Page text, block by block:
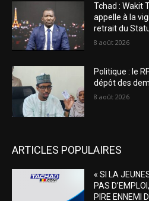
Tchad : Wakit
appelle à la
retrait du
8 août 2026
Politique : le
dépôt des
8 août 2026
ARTICLES POPULAIRES
« SI LA
PAS
PIRE ENNEMI